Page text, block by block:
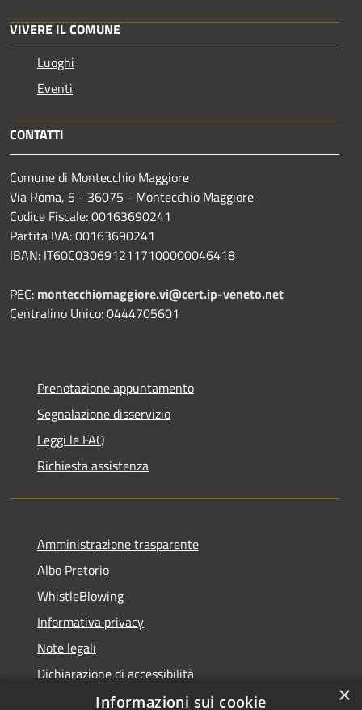
VIVERE IL COMUNE
Luoghi
Eventi
CONTATTI
Comune di Montecchio Maggiore
Via Roma, 5 - 36075 - Montecchio Maggiore
Codice Fiscale: 00163690241
Partita IVA: 00163690241
IBAN: IT60C0306912117100000046418
PEC: montecchiomaggiore.vi@cert.ip-veneto.net
Centralino Unico: 0444705601
Prenotazione appuntamento
Segnalazione disservizio
Leggi le FAQ
Richiesta assistenza
Amministrazione trasparente
Albo Pretorio
WhistleBlowing
Informativa privacy
Note legali
Dichiarazione di accessibilità
×
Informazioni sui cookie